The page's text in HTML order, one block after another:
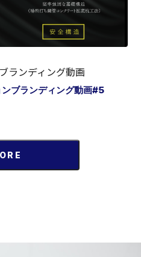
ランディング動画
ブランディング動画#5